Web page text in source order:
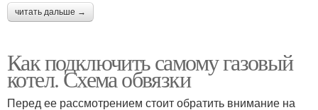
читать дальше →
Как подключить самому газовый
котел. Схема обвязки
Перед ее рассмотрением стоит обратить внимание на